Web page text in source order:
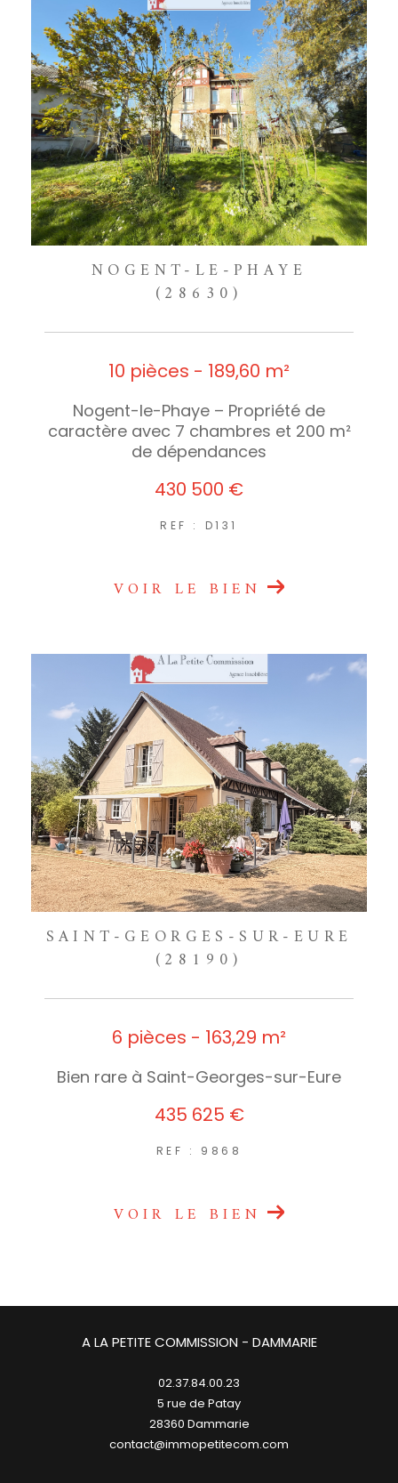
NOGENT-LE-PHAYE
(28630)
10 pièces - 189,60 m²
Nogent-le-Phaye – Propriété de
caractère avec 7 chambres et 200 m²
de dépendances
430 500 €
REF : D131
VOIR LE BIEN
SAINT-GEORGES-SUR-EURE
(28190)
6 pièces - 163,29 m²
Bien rare à Saint-Georges-sur-Eure
435 625 €
REF : 9868
VOIR LE BIEN
A LA PETITE COMMISSION - DAMMARIE
02.37.84.00.23
5 rue de Patay
28360
dammarie
contact@immopetitecom.com